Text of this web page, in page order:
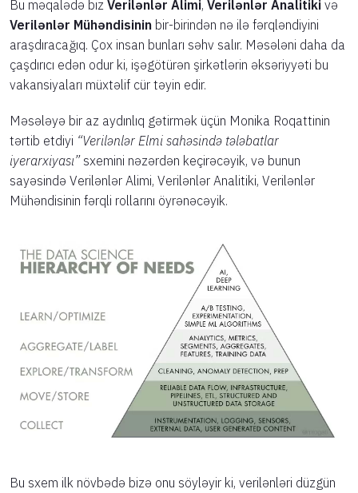
Bu məqalədə biz Verilənlər Alimi, Verilənlər Analitiki və
Verilənlər Mühəndisinin bir-birindən nə ilə fərqləndiyini
araşdıracağıq. Çox insan bunları səhv salır. Məsələni daha da
çaşdırıcı edən odur ki, işəgötürən şirkətlərin əksəriyyəti bu
vakansiyaları müxtəlif cür təyin edir.
Məsələyə bir az aydınlıq gətirmək üçün Monika Roqattinin
tərtib etdiyi “Verilənlər Elmi sahəsində tələbatlar
iyerarxiyası”sxemini nəzərdən keçirəcəyik, və bunun
sayəsində Verilənlər Alimi, Verilənlər Analitiki, Verilənlər
Mühəndisinin fərqli rollarını öyrənəcəyik.
Bu sxem ilk növbədə bizə onu söyləyir ki, verilənləri düzgün